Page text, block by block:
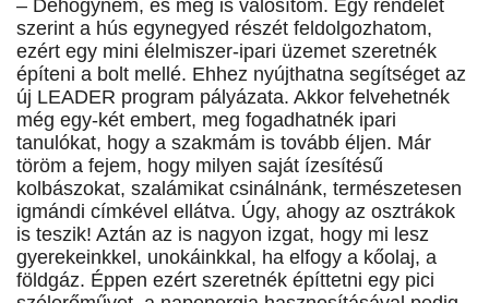
– Dehogynem, és meg is valósítom. Egy rendelet
szerint a hús egynegyed részét feldolgozhatom,
ezért egy mini élelmiszer-ipari üzemet szeretnék
építeni a bolt mellé. Ehhez nyújthatna segítséget az
új LEADER program pályázata. Akkor felvehetnék
még egy-két embert, meg fogadhatnék ipari
tanulókat, hogy a szakmám is tovább éljen. Már
töröm a fejem, hogy milyen saját ízesítésű
kolbászokat, szalámikat csinálnánk, természetesen
igmándi címkével ellátva. Úgy, ahogy az osztrákok
is teszik! Aztán az is nagyon izgat, hogy mi lesz
gyerekeinkkel, unokáinkkal, ha elfogy a kőolaj, a
földgáz. Éppen ezért szeretnék építtetni egy pici